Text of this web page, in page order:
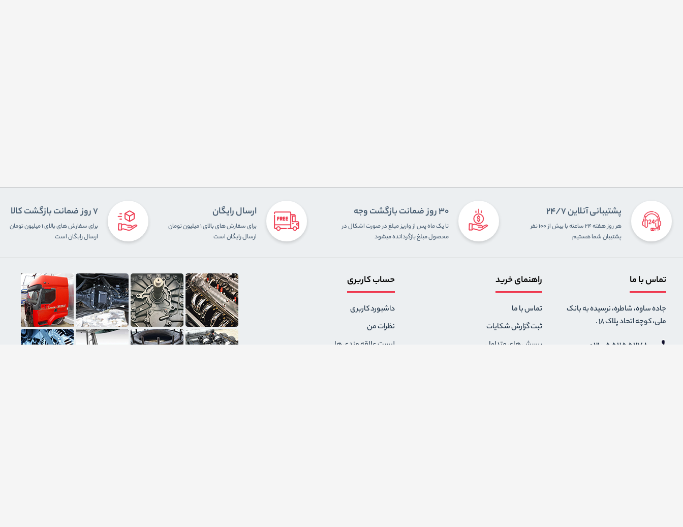
پشتیبانی آنلاین 24/7
هر روز هفته ۲۴ ساعته با بیش از ۱۰۰ نفر
پشتیبان شما هستیم
30 روز ضمانت بازگشت وجه
تا یک ماه پس از واریز مبلغ در صورت اشکال در
محصول مبلغ بازگردانده میشود
ارسال رایگان
برای سفارش های بالای ۱ میلیون تومان
ارسال رایگان است
7 روز ضمانت بازگشت کالا
برای سفارش های بالای ۱ میلیون تومان
ارسال رایگان است
تماس با ما
جاده ساوه، شاطره، نرسیده به بانک
ملی، کوچه اتحاد پلاک 18 .
021-55255278
راهنمای خرید
تماس با ما
ثبت گزارش شکایات
پرسش های متداول
حساب کاربری
داشبورد کاربری
نظرات من
لیست علاقه مندی ها